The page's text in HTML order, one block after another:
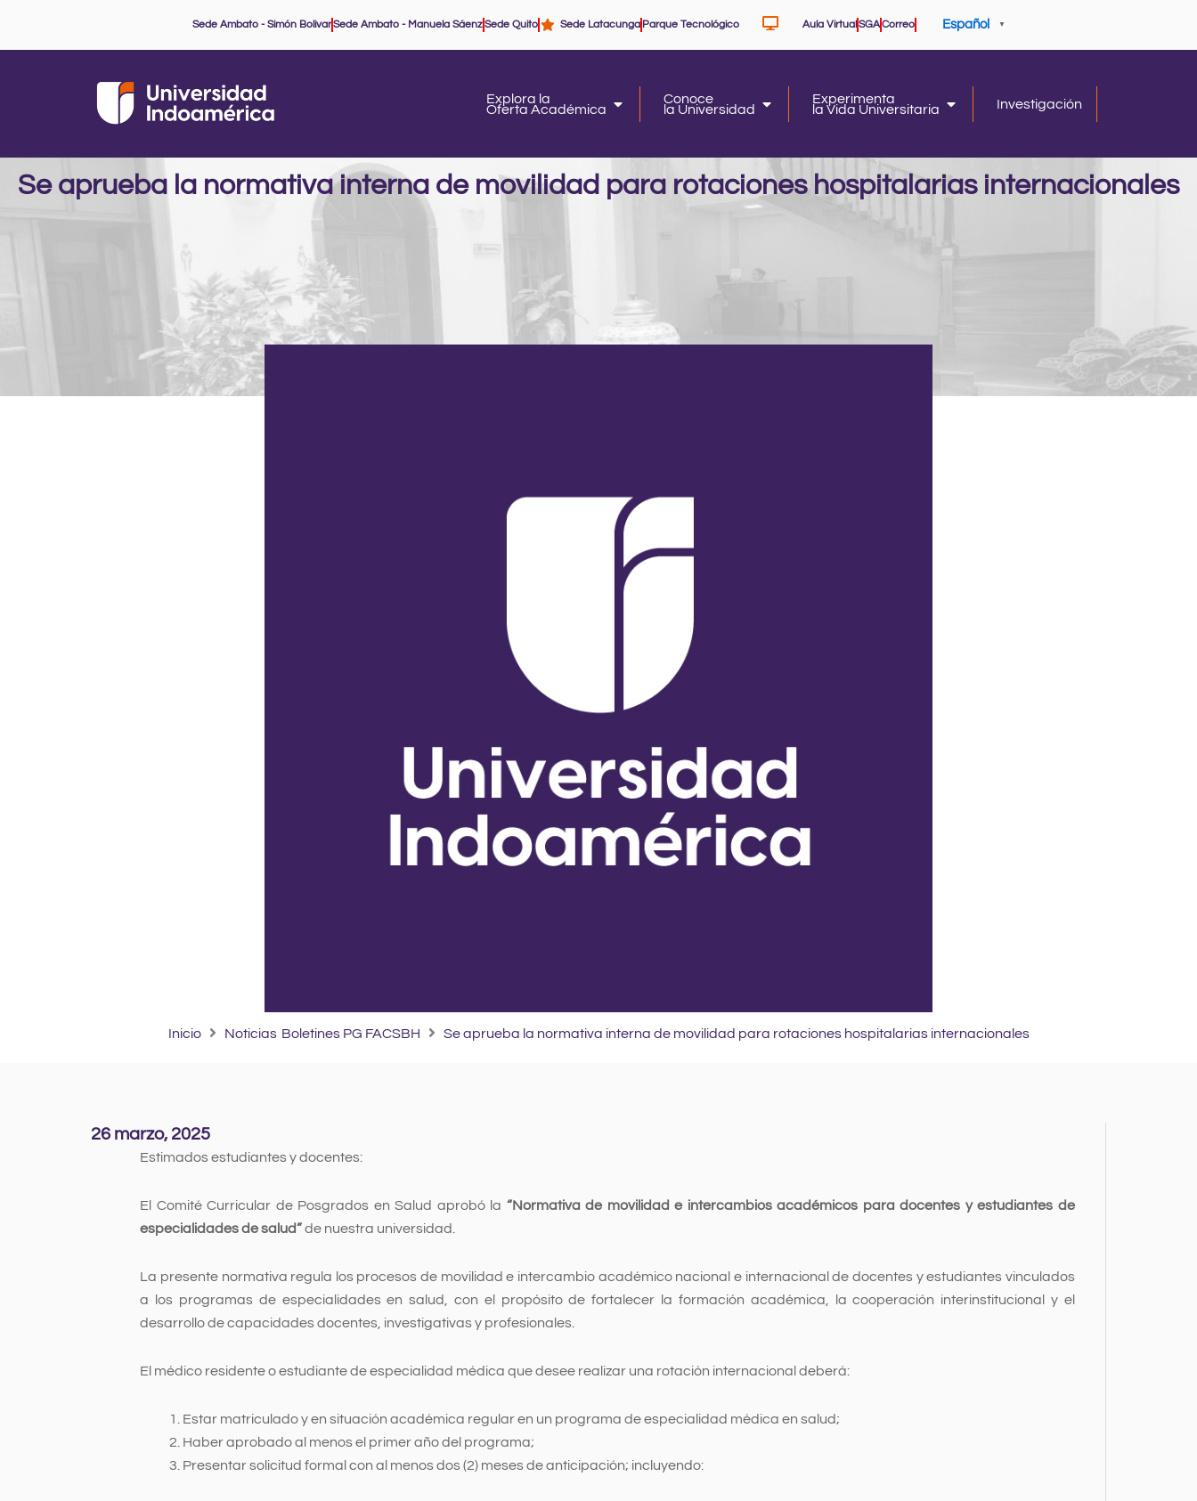
Sede Ambato - Simón BolivarSede Ambato - Manuela SáenzSede Quito Sede Latacunga Parque Tecnológico Aula VirtualSGACorreo Español ▼
Explora la
Oferta Académica
Open Explora la
Oferta Académica
Conoce
la Universidad
Open Conoce
la Universidad
Experimenta
la Vida Universitaria Investigación
Se aprueba la normativa interna de movilidad para rotaciones hospitalarias internacionales
Inicio Noticias Boletines PG FACSBH Se aprueba la normativa interna de movilidad para rotaciones hospitalarias internacionales
26 marzo, 2025
Estimados estudiantes y docentes:
El Comité Curricular de Posgrados en Salud aprobó la “Normativa de movilidad e intercambios académicos para docentes y estudiantes de
especialidades de salud”de nuestra universidad.
La presente normativa regula los procesos de movilidad e intercambio académico nacional e internacional de docentes y estudiantes vinculados
a los programas de especialidades en salud, con el propósito de fortalecer la formación académica, la cooperación interinstitucional y el
desarrollo de capacidades docentes, investigativas y profesionales.
El médico residente o estudiante de especialidad médica que desee realizar una rotación internacional deberá:
Estar matriculado y en situación académica regular en un programa de especialidad médica en salud;
Haber aprobado al menos el primer año del programa;
Presentar solicitud formal con al menos dos (2) meses de anticipación; incluyendo: